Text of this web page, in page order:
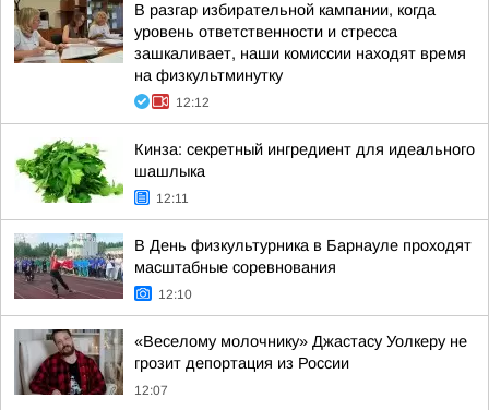
В разгар избирательной кампании, когда
уровень ответственности и стресса
зашкаливает, наши комиссии находят время
на физкультминутку
12:12
Кинза: секретный ингредиент для идеального
шашлыка
12:11
В День физкультурника в Барнауле проходят
масштабные соревнования
12:10
«Веселому молочнику» Джастасу Уолкеру не
грозит депортация из России
12:07